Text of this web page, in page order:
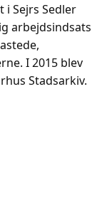
Sejrs Sedler
arbejdsindsats
I 2015 blev
Stadsarkiv.